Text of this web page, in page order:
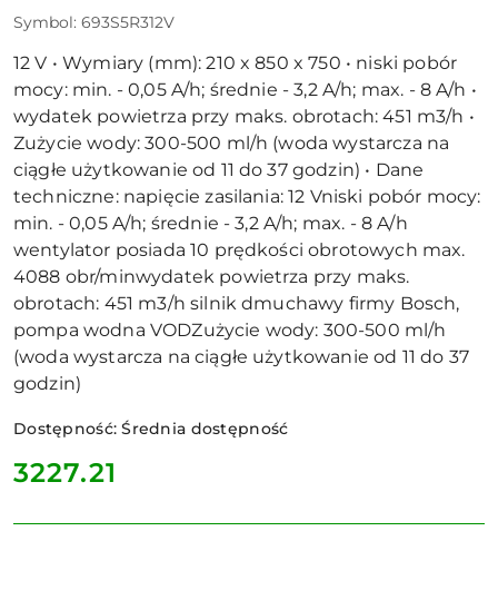
Symbol: 693S5R312V
12 V • Wymiary (mm): 210 x 850 x 750 • niski pobór
mocy: min. - 0,05 A/h; średnie - 3,2 A/h; max. - 8 A/h •
wydatek powietrza przy maks. obrotach: 451 m3/h •
Zużycie wody: 300-500 ml/h (woda wystarcza na
ciągłe użytkowanie od 11 do 37 godzin) • Dane
techniczne: napięcie zasilania: 12 Vniski pobór mocy:
min. - 0,05 A/h; średnie - 3,2 A/h; max. - 8 A/h
wentylator posiada 10 prędkości obrotowych max.
4088 obr/minwydatek powietrza przy maks.
obrotach: 451 m3/h silnik dmuchawy firmy Bosch,
pompa wodna VODZużycie wody: 300-500 ml/h
(woda wystarcza na ciągłe użytkowanie od 11 do 37
godzin)
Dostępność:Średnia dostępność
cena:
3227.21